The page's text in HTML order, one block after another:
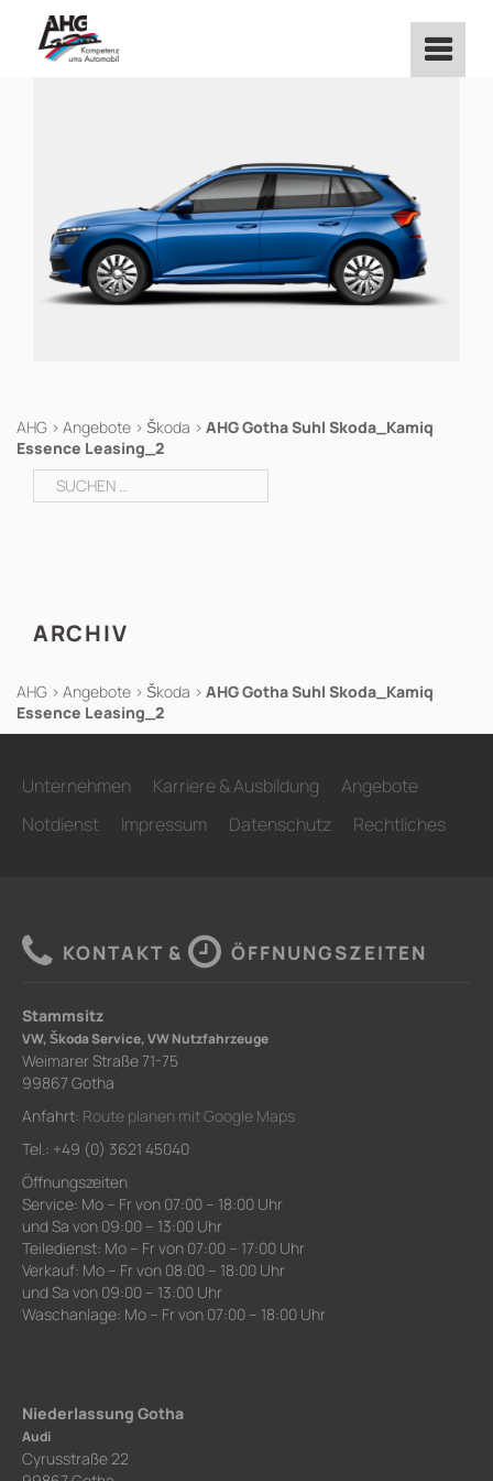
springen
AHG > Angebote > Škoda > AHG Gotha Suhl Skoda_Kamiq
Essence Leasing_2
Suchen
nach:
ARCHIV
AHG > Angebote > Škoda > AHG Gotha Suhl Skoda_Kamiq
Essence Leasing_2
Unternehmen Karriere & Ausbildung
Angebote
Notdienst
Impressum Datenschutz Rechtliches
KONTAKT & ÖFFNUNGSZEITEN
Stammsitz
VW, Škoda Service, VW Nutzfahrzeuge
Weimarer Straße 71-75
99867 Gotha
Anfahrt: Route planen mit Google Maps
Tel.: +49 (0) 3621 45040
Öffnungszeiten
Service: Mo – Fr von 07:00 – 18:00 Uhr
und Sa von 09:00 – 13:00 Uhr
Teiledienst: Mo – Fr von 07:00 – 17:00 Uhr
Verkauf: Mo – Fr von 08:00 – 18:00 Uhr
und Sa von 09:00 – 13:00 Uhr
Waschanlage: Mo – Fr von 07:00 – 18:00 Uhr
Niederlassung Gotha
Audi
Cyrusstraße 22